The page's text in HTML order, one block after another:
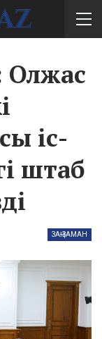
Олжас
іс-
штаб
ЗАҢ-ЗАМАН